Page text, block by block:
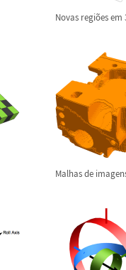
Novas regiões em
Malhas de